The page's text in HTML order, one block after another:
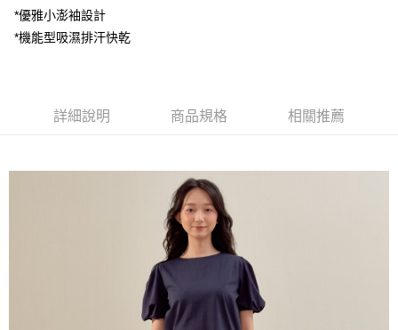
街口支付
相關說明
１．簡單：不需註冊會員、不需綁卡、不需儲值。
２．便利：只要手機號碼，簡訊認證，即可結帳。
３．安心：先確認商品／服務後，再付款。
【「AFTEE先享後付」結帳流程】
１．於結帳方式選擇「AFTEE先享後付」後，將跳轉至「AFTEE先享後付」
結帳頁面，進行簡訊認證並確認金額後，即可完成結帳。
２．訂單成立數日內，您將收到繳費通知簡訊。
３．收到繳費通知簡訊後14天內，點擊此簡訊中的連結，可透過四大超商／
ATM／網路銀行／等多元方式進行付款，方視為交易完成。
每筆NT$80，滿NT$1,200(含以上)免運費
每筆NT$80，滿NT$1,200(含以上)免運費
*優雅小澎袖設計
*機能型吸濕排汗快乾
詳細說明 商品規格 相關推薦